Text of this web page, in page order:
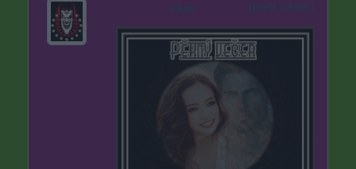
rokos (před rokem)